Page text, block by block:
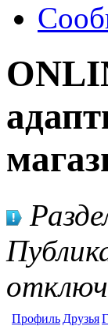
Профиль Друзья